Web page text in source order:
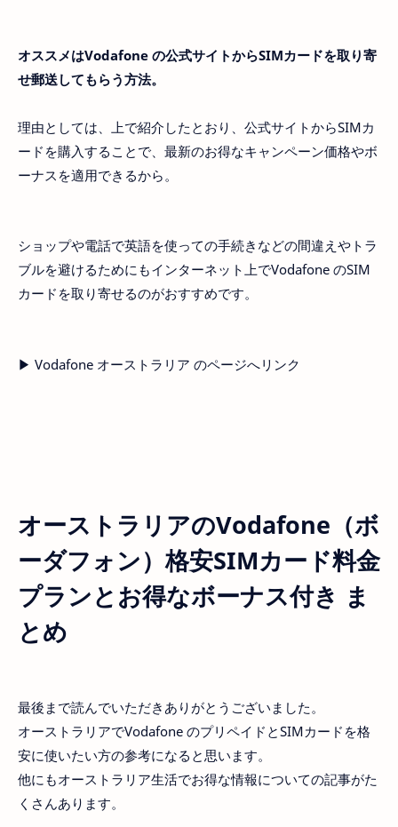
オススメはVodafone の公式サイトからSIMカードを取り寄
せ郵送してもらう方法。
理由としては、上で紹介したとおり、公式サイトからSIMカ
ードを購入することで、最新のお得なキャンペーン価格やボ
ーナスを適用できるから。
ショップや電話で英語を使っての手続きなどの間違えやトラ
ブルを避けるためにもインターネット上でVodafone のSIM
カードを取り寄せるのがおすすめです。
▶ Vodafone オーストラリア のページへリンク
オーストラリアのVodafone（ボ
ーダフォン）格安SIMカード料金
プランとお得なボーナス付き ま
とめ
最後まで読んでいただきありがとうございました。
オーストラリアでVodafone のプリペイドとSIMカードを格
安に使いたい方の参考になると思います。
他にもオーストラリア生活でお得な情報についての記事がた
くさんあります。